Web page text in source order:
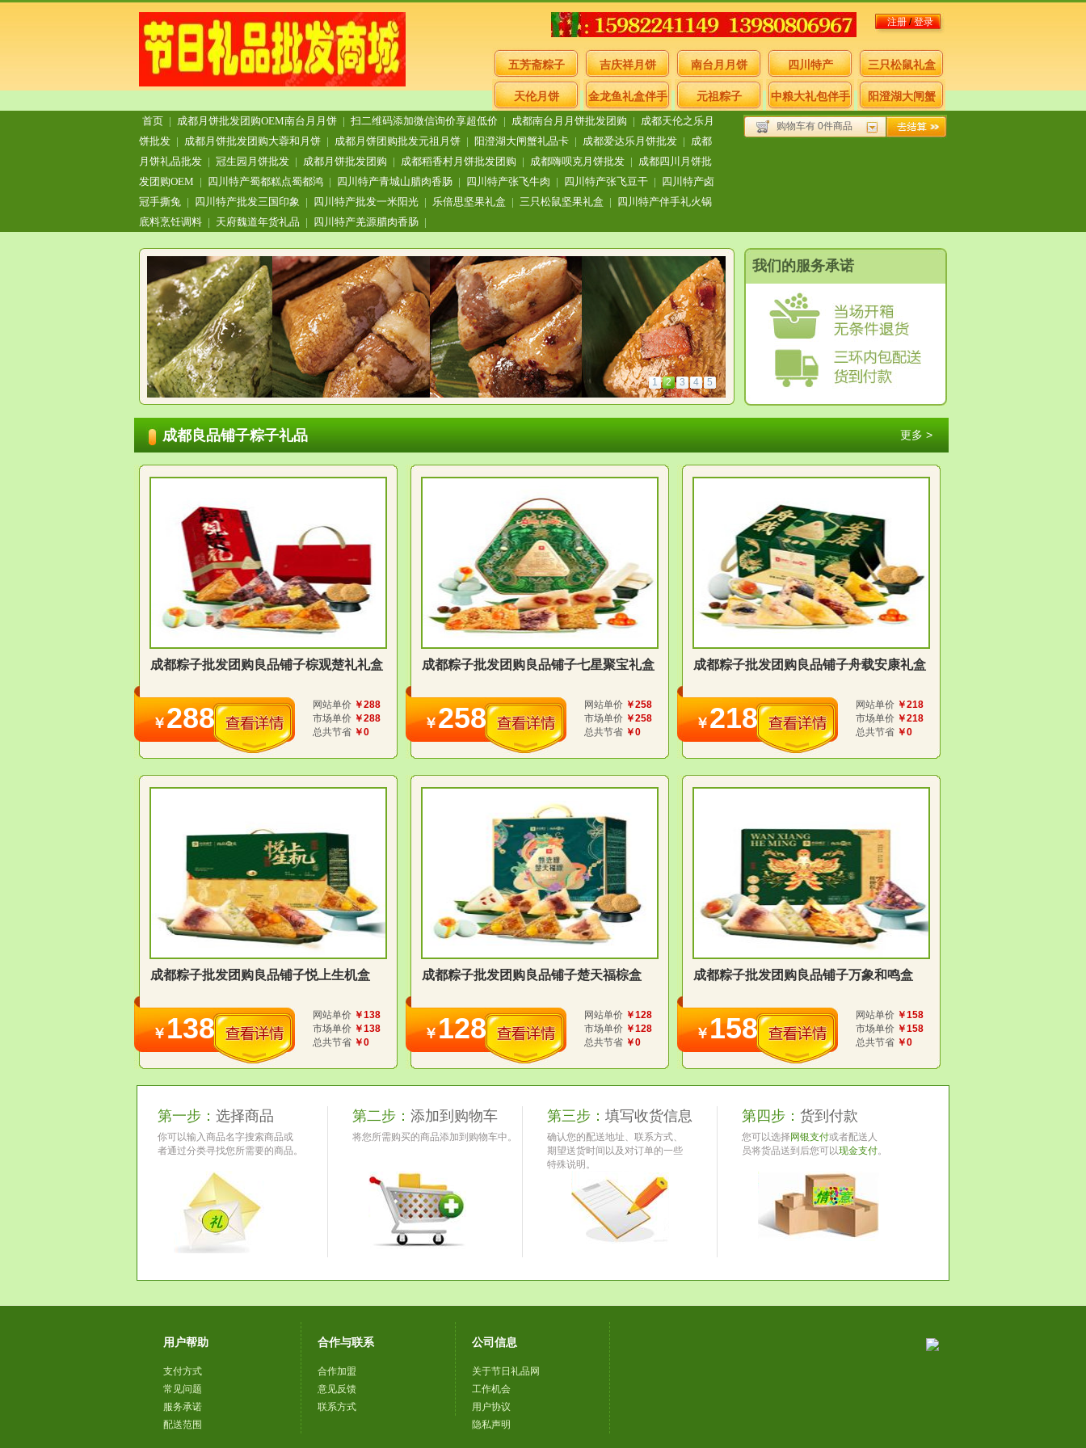
注册/登录
五芳斋粽子 吉庆祥月饼 南台月月饼 四川特产 三只松鼠礼盒
天伦月饼 金龙鱼礼盒伴手
礼
元祖粽子 中粮大礼包伴手
礼
阳澄湖大闸蟹
首页 | 成都月饼批发团购OEM南台月月饼 | 扫二维码添加微信询价享超低价 | 成都南台月月饼批发团购 | 成都天伦之乐月
饼批发 | 成都月饼批发团购大蓉和月饼 | 成都月饼团购批发元祖月饼 | 阳澄湖大闸蟹礼品卡 | 成都爱达乐月饼批发 | 成都
月饼礼品批发 | 冠生园月饼批发 | 成都月饼批发团购 | 成都稻香村月饼批发团购 | 成都嗨呗克月饼批发 | 成都四川月饼批
发团购OEM | 四川特产蜀都糕点蜀都鸿 | 四川特产青城山腊肉香肠 | 四川特产张飞牛肉 | 四川特产张飞豆干 | 四川特产卤
冠手撕兔 | 四川特产批发三国印象 | 四川特产批发一米阳光 | 乐倍思坚果礼盒 | 三只松鼠坚果礼盒 | 四川特产伴手礼火锅
底料烹饪调料 | 天府魏道年货礼品 | 四川特产羌源腊肉香肠 |
购物车有 0件商品
1 2 3 4 5
我们的服务承诺
成都良品铺子粽子礼品 更多 >
成都粽子批发团购良品铺子棕观楚礼礼盒
￥288 网站单价 ￥288
市场单价 ￥288
总共节省 ￥0
成都粽子批发团购良品铺子七星聚宝礼盒
￥258 网站单价 ￥258
市场单价 ￥258
总共节省 ￥0
成都粽子批发团购良品铺子舟载安康礼盒
￥218 网站单价 ￥218
市场单价 ￥218
总共节省 ￥0
成都粽子批发团购良品铺子悦上生机盒
￥138 网站单价 ￥138
市场单价 ￥138
总共节省 ￥0
成都粽子批发团购良品铺子楚天福棕盒
￥128 网站单价 ￥128
市场单价 ￥128
总共节省 ￥0
成都粽子批发团购良品铺子万象和鸣盒
￥158 网站单价 ￥158
市场单价 ￥158
总共节省 ￥0
第一步： 选择商品
你可以输入商品名字搜索商品或
者通过分类寻找您所需要的商品。
第二步： 添加到购物车
将您所需购买的商品添加到购物车中。
第三步： 填写收货信息
确认您的配送地址、联系方式、
期望送货时间以及对订单的一些
特殊说明。
第四步： 货到付款
您可以选择 网银支付或者配送人
员将货品送到后您可以现金支付。
用户帮助
支付方式
常见问题
服务承诺
配送范围
合作与联系
合作加盟
意见反馈
联系方式
公司信息
关于节日礼品网
工作机会
用户协议
隐私声明